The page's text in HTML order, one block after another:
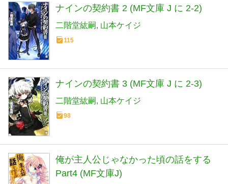
ナインの契約書 2 (MF文庫 J に 2-2)
二階堂紘嗣 山本ケイジ
115
ナインの契約書 3 (MF文庫 J に 2-3)
二階堂紘嗣 山本ケイジ
98
俺が主人公じゃなかった頃の話をする
Part4 (MF文庫J)